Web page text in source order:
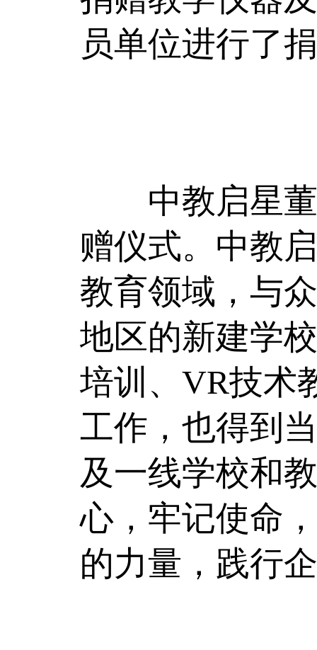
员单位进行了
中教启星董
赠仪式。中教
教育领域，与
地区的新建学
培训、VR技术
工作，也得到
及一线学校和
心，牢记使命
的力量，践行